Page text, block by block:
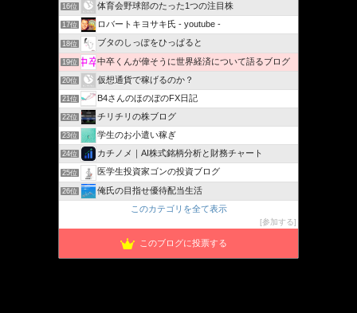
16位 体育会野球部のたった1つの注目株
17位 ロバートキヨサキ氏 - youtube -
18位 ブタのしっぽをひっぱると
19位 中卒くんが偉そうに世界経済について語るブログ
20位 仮想通貨で稼げるのか？
21位 B4さんのほのぼのFX日記
22位 チリチリの株ブログ
23位 学生のお小遣い稼ぎ
24位 カチノメ｜AI株式銘柄分析と財務チャート
25位 医学生投資家ゴンの投資ブログ
26位
俺氏の目指せ優待配当生活
このカテゴリを全て表示
参加する
このブログに投票する